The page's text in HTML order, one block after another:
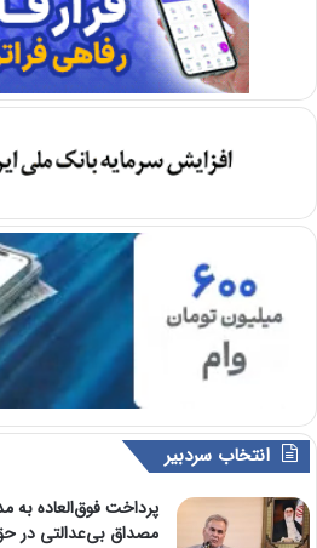
انتخاب سردبیر
پرداخت فوق‌العاده به
مصداق بی‌عدالتی در